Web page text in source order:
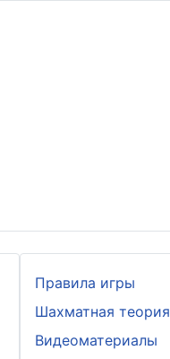
Правила игры
Шахматная теория
Видеоматериалы